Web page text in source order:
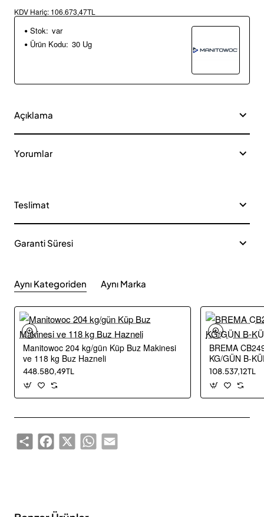
KDV Hariç: 106.673,47TL
Stok: var
Ürün Kodu: 30 Ug
Açıklama
Yorumlar
Teslimat
Garanti Süresi
Aynı Kategoriden Aynı Marka
Manitowoc 204 kg/gün Küp Buz Makinesi
ve 118 kg Buz Hazneli
448.580,49TL
BREMA
KG/GÜN B-
108.537,12TL
ShareFacebook
X WhatsAppEmail